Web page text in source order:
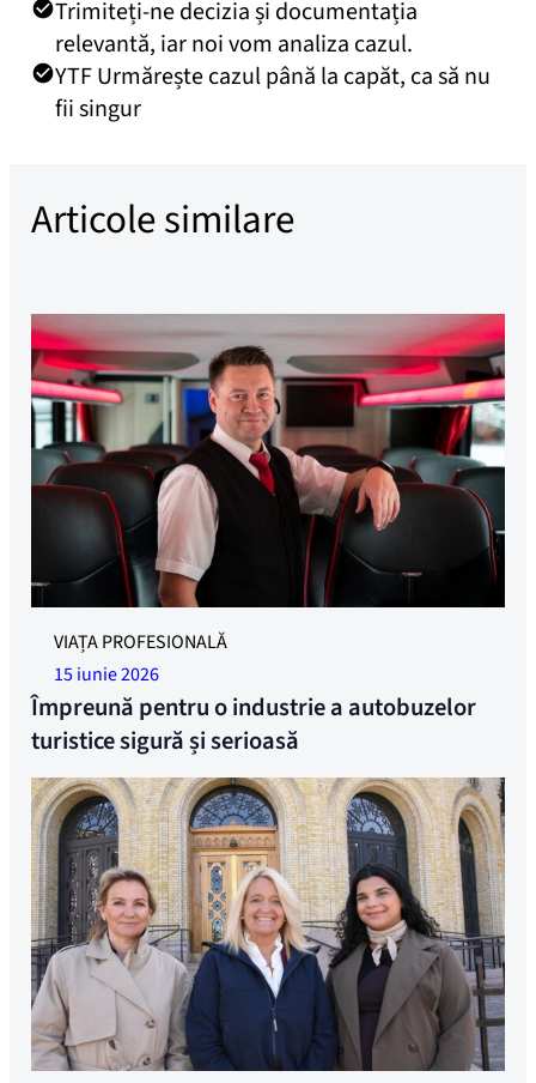
Trimiteți-ne decizia și documentația
relevantă, iar noi vom analiza cazul.
YTF Urmărește cazul până la capăt, ca să nu
fii singur
Articole similare
Contribuiți la eforturile pentru o industrie serioasă și
echitabilă a autocarelor turistice. Foto: Per Christian Lind
VIAȚA PROFESIONALĂ
15 iunie 2026
Împreună pentru o industrie a autobuzelor
turistice sigură și serioasă